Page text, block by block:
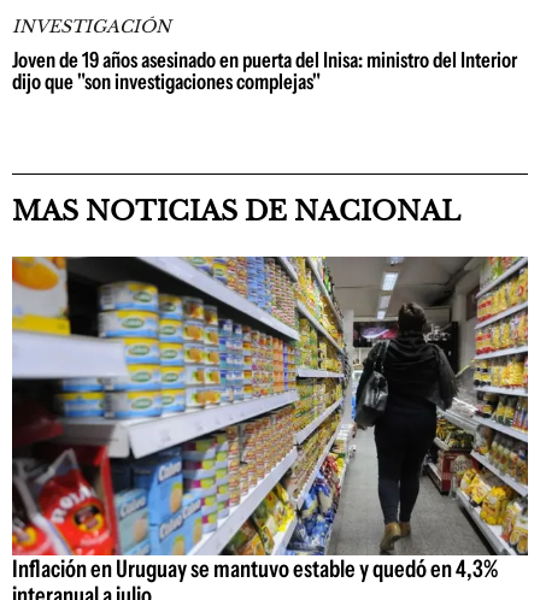
INVESTIGACIÓN
Joven de 19 años asesinado en puerta del Inisa: ministro del Interior
dijo que "son investigaciones complejas"
MAS NOTICIAS DE NACIONAL
Inflación en Uruguay se mantuvo estable y quedó en 4,3%